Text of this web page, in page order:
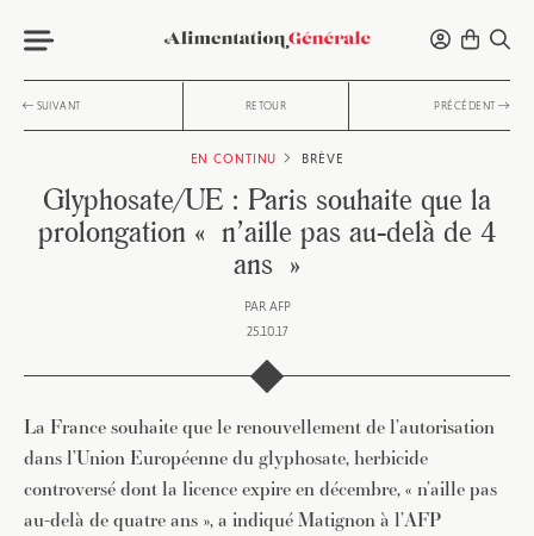
SUIVANT RETOUR PRÉCÉDENT
EN CONTINU BRÈVE
Glyphosate/UE : Paris souhaite que la
prolongation « n’aille pas au-delà de 4
ans »
PAR AFP
25.10.17
La France souhaite que le renouvellement de l’autorisation
dans l’Union Européenne du glyphosate, herbicide
controversé dont la licence expire en décembre, « n’aille pas
au-delà de quatre ans », a indiqué Matignon à l’AFP